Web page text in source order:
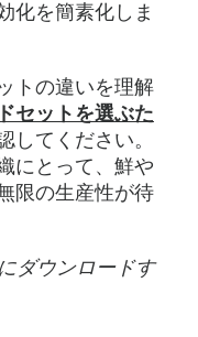
化を簡素化しま
トの違いを理解
セットを選ぶた
してください。
にとって、鮮や
限の生産性が待
ダウンロードす